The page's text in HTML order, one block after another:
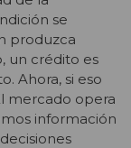
se
produzca
un crédito es
Ahora, si eso
mercado opera
información